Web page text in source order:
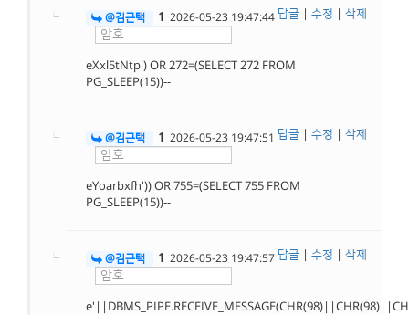
@김근택 1 2026-05-23 19:47:44
eXxl5tNtp') OR 272=(SELECT 272 FROM
PG_SLEEP(15))--
답글 수정 삭제
@김근택 1 2026-05-23 19:47:51
eYoarbxfh')) OR 755=(SELECT 755 FROM
PG_SLEEP(15))--
답글 수정 삭제
@김근택 1 2026-05-23 19:47:57 답글 수정 삭제